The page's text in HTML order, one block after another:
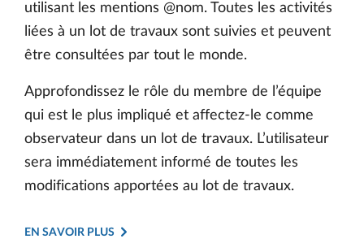
utilisant les mentions @nom. Toutes les activités
liées à un lot de travaux sont suivies et peuvent
être consultées par tout le monde.
Approfondissez le rôle du membre de l’équipe
qui est le plus impliqué et affectez-le comme
observateur dans un lot de travaux. L’utilisateur
sera immédiatement informé de toutes les
modifications apportées au lot de travaux.
EN SAVOIR PLUS